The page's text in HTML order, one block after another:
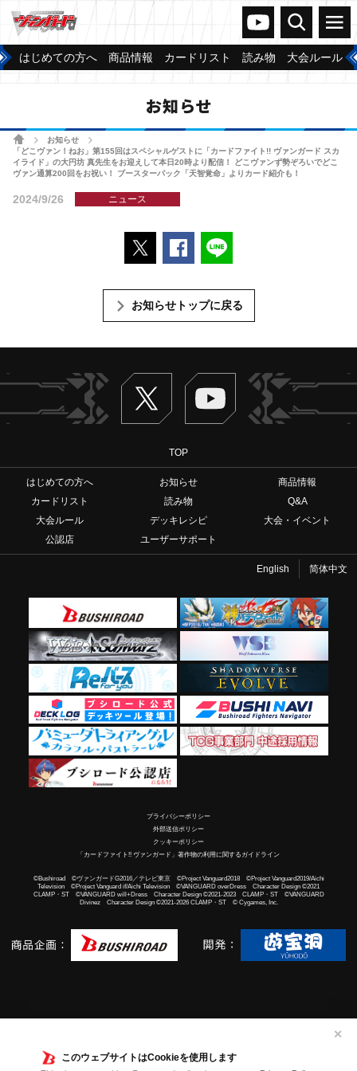
このウェブサイトはCookieを使用します
✕
ヴァンガードch
検索 メニュー
はじめての方へ 商品情報 カードリスト 読み物 大会ルール
お知らせ
ホームお知らせ
「どこヴァン！ねお」第155回はスペシャルゲストに「カードファイト!! ヴァンガード スカ
イライド」の大円坊 真先生をお迎えして本日20時より配信！ どこヴァンず勢ぞろいでどこ
ヴァン通算200回をお祝い！ ブースターパック「天智覚命」よりカード紹介も！
2024/9/26 ニュース
ポストするFacebookでシェアする
お知らせトップに戻る
Twitter ヴァンガードch
TOP
はじめての方へ お知らせ
商品情報
カードリスト
読み物
Q&A
大会ルール
デッキレシピ
大会・イベント
公認店
ユーザーサポート
English 简体中文
プライバシーポリシー
外部送信ポリシー
クッキーポリシー
「カードファイト!! ヴァンガード」著作物の利用に関するガイドライン
©Bushiroad ©ヴァンガードG2016／テレビ東京 ©Project Vanguard2018 ©Project Vanguard2019/Aichi
Television ©Project Vanguard if/Aichi Television ©VANGUARD overDress Character Design ©2021
CLAMP・ST ©VANGUARD will+Dress Character Design ©2021-2023 CLAMP・ST ©VANGUARD
Divinez Character Design ©2021-2026 CLAMP・ST © Cygames, Inc.